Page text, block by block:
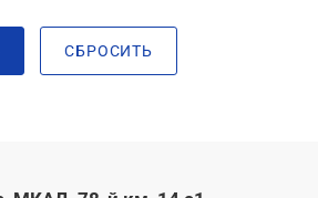
СБРОСИТЬ